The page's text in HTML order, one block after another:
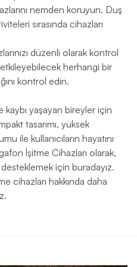
nemden koruyun. Duş
sırasında cihazları
düzenli olarak kontrol
etkileyebilecek herhangi bir
kontrol edin.
kaybı yaşayan bireyler için
tasarımı, yüksek
ile kullanıcıların hayatını
İşitme Cihazları olarak,
desteklemek için buradayız.
cihazları hakkında daha